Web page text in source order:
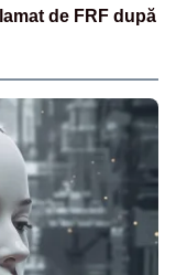
de FRF după